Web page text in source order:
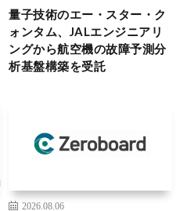
量子技術のエー・スター・ク
ォンタム、JALエンジニアリ
ングから航空機の故障予測分
析基盤構築を受託
2026.08.06